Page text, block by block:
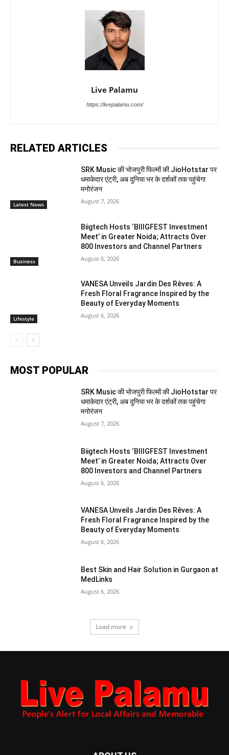
Live Palamu
https://livepalamu.com/
RELATED ARTICLES
Latest News
SRK Music की भोजपुरी फिल्मों की JioHotstar पर
धमाकेदार एंट्री, अब दुनिया भर के दर्शकों तक पहुंचेगा
मनोरंजन
August 7, 2026
Business
Biigtech Hosts ‘BIIIGFEST Investment
Meet’ in Greater Noida; Attracts Over
800 Investors and Channel Partners
August 6, 2026
Lifestyle
VANESA Unveils Jardin Des Rêves: A
Fresh Floral Fragrance Inspired by the
Beauty of Everyday Moments
August 6, 2026
MOST POPULAR
SRK Music की भोजपुरी फिल्मों की JioHotstar पर
धमाकेदार एंट्री, अब दुनिया भर के दर्शकों तक पहुंचेगा
मनोरंजन
August 7, 2026
Biigtech Hosts ‘BIIIGFEST Investment
Meet’ in Greater Noida; Attracts Over
800 Investors and Channel Partners
August 6, 2026
VANESA Unveils Jardin Des Rêves: A
Fresh Floral Fragrance Inspired by the
Beauty of Everyday Moments
August 6, 2026
Best Skin and Hair Solution in Gurgaon at
MedLinks
August 6, 2026
Load more